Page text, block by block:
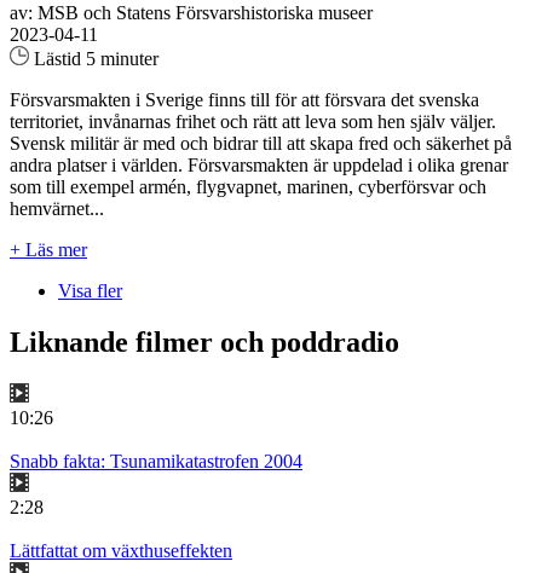
av: MSB och Statens Försvarshistoriska museer
2023-04-11
Lästid 5 minuter
Försvarsmakten i Sverige finns till för att försvara det svenska
territoriet, invånarnas frihet och rätt att leva som hen själv väljer.
Svensk militär är med och bidrar till att skapa fred och säkerhet på
andra platser i världen. Försvarsmakten är uppdelad i olika grenar
som till exempel armén, flygvapnet, marinen, cyberförsvar och
hemvärnet...
+ Läs mer
Visa fler
Liknande filmer och poddradio
10:26
Snabb fakta: Tsunamikatastrofen 2004
2:28
Lättfattat om växthuseffekten